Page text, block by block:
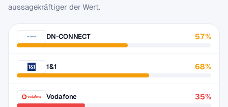
aussagekräftiger der Wert.
DN-CONNECT 57%
1&1 68%
Vodafone 35%